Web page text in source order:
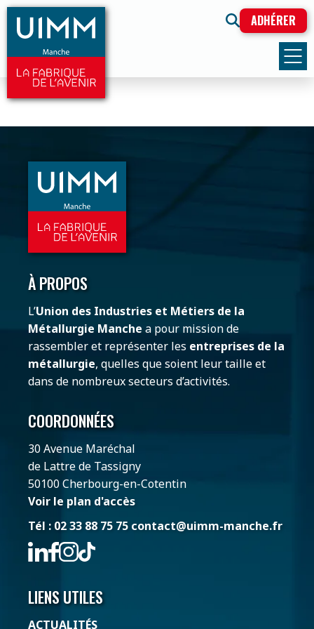
ADHÉRER
À PROPOS
L’Union des Industries et Métiers de la
Métallurgie Manche a pour mission de
rassembler et représenter les entreprises de la
métallurgie, quelles que soient leur taille et
dans de nombreux secteurs d’activités.
COORDONNÉES
30 Avenue Maréchal
de Lattre de Tassigny
50100 Cherbourg-en-Cotentin
Voir le plan d'accès
Tél : 02 33 88 75 75 contact@uimm-manche.fr
LIENS UTILES
ACTUALITÉS